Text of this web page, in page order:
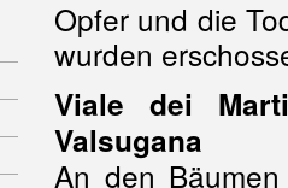
Opfer und die
wurden
Viale dei
Valsugana
An den